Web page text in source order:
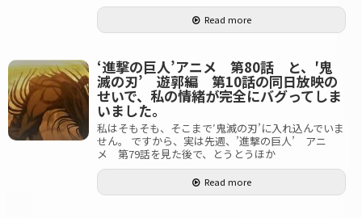
Read more
‘進撃の巨人’アニメ 第80話 と、′鬼
滅の刃’ 遊郭編 第10話の同日放映の
せいで、私の情緒が完全にバグってしま
いました。
私はそもそも、そこまで′鬼滅の刃’に入れ込んでいま
せん。 ですから、実は先週、’進撃の巨人’ アニ
メ 第79話を見た後で、とうとうほか
Read more